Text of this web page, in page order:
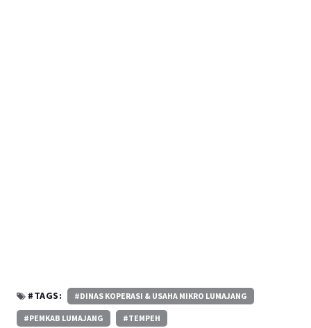
#TAGS: #DINAS KOPERASI & USAHA MIKRO LUMAJANG
#PEMKAB LUMAJANG #TEMPEH